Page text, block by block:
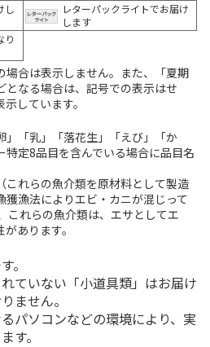
し
レターパックライトでお届け
します
り
場合は表示しません。また、「夏期
となる場合は、記号での表示はせ
しています。
」「乳」「落花生」「えび」「か
特定8品目を含んでいる場合に品目名
れらの魚介類を原材料として製造
獲漁法によりエビ・カニが混じって
これらの魚介類は、エサとしてエ
あります。
。
ていない「小道具類」はお届け
ません。
パソコンなどの環境により、実
す。